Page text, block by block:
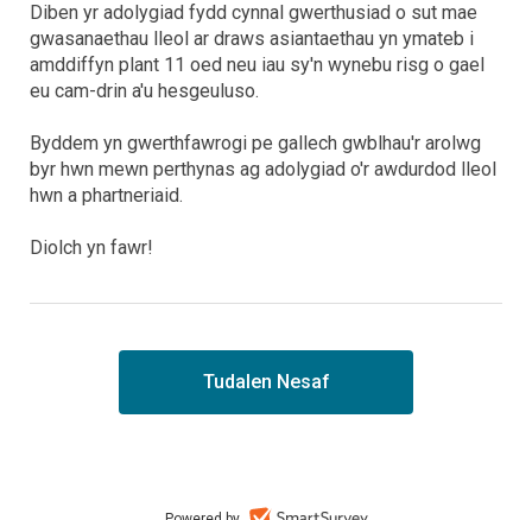
Diben yr adolygiad fydd cynnal gwerthusiad o sut mae
gwasanaethau lleol ar draws asiantaethau yn ymateb i
amddiffyn plant 11 oed neu iau sy'n wynebu risg o gael
eu cam-drin a'u hesgeuluso.
Byddem yn gwerthfawrogi pe gallech gwblhau'r arolwg
byr hwn mewn perthynas ag adolygiad o'r awdurdod lleol
hwn a phartneriaid.
Diolch yn fawr!